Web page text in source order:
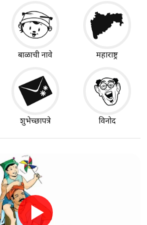
बाळाची नावे महाराष्ट्र
शुभेच्छापत्रे विनोद